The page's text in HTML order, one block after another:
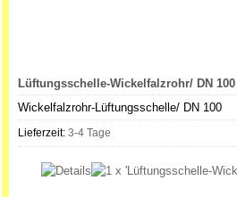
Lüftungsschelle-Wickelfalzrohr/ DN 100
Wickelfalzrohr-Lüftungsschelle/ DN 100
Lieferzeit: 3-4 Tage